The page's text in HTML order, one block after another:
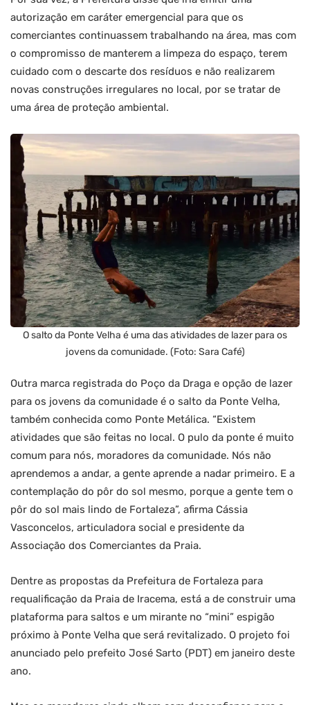
autorização em caráter emergencial para que os
comerciantes continuassem trabalhando na área, mas com
o compromisso de manterem a limpeza do espaço, terem
cuidado com o descarte dos resíduos e não realizarem
novas construções irregulares no local, por se tratar de
uma área de proteção ambiental.
O salto da Ponte Velha é uma das atividades de lazer para os
jovens da comunidade. (Foto: Sara Café)
Outra marca registrada do Poço da Draga e opção de lazer
para os jovens da comunidade é o salto da Ponte Velha,
também conhecida como Ponte Metálica. “Existem
atividades que são feitas no local. O pulo da ponte é muito
comum para nós, moradores da comunidade. Nós não
aprendemos a andar, a gente aprende a nadar primeiro. E a
contemplação do pôr do sol mesmo, porque a gente tem o
pôr do sol mais lindo de Fortaleza”, afirma Cássia
Vasconcelos, articuladora social e presidente da
Associação dos Comerciantes da Praia.
Dentre as propostas da Prefeitura de Fortaleza para
requalificação da Praia de Iracema, está a de construir uma
plataforma para saltos e um mirante no “mini” espigão
próximo à Ponte Velha que será revitalizado. O projeto foi
anunciado pelo prefeito José Sarto (PDT) em janeiro deste
ano.